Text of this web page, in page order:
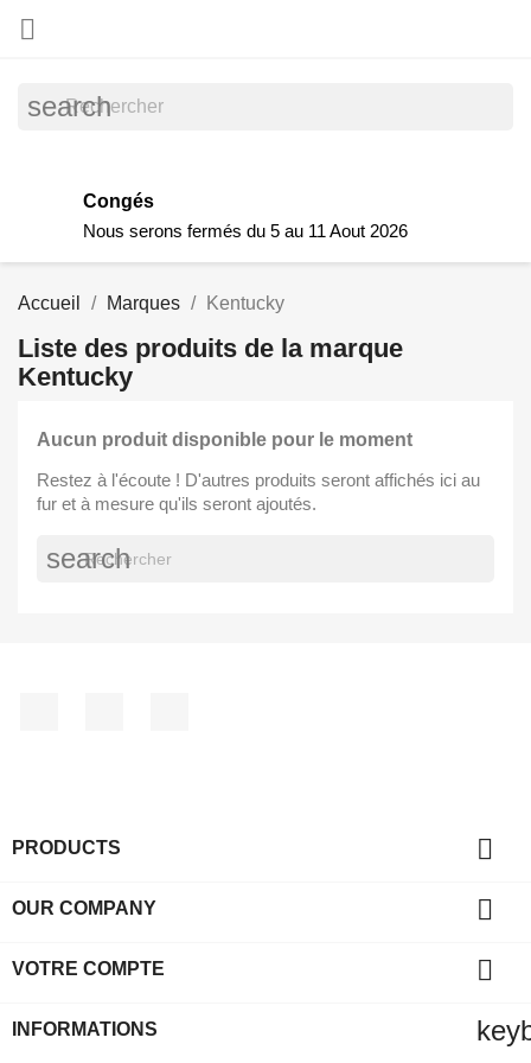

search
Congés
Nous serons fermés du 5 au 11 Aout 2026
Accueil Marques Kentucky
Liste des produits de la marque
Kentucky
Aucun produit disponible pour le moment
Restez à l'écoute ! D'autres produits seront affichés ici au
fur et à mesure qu'ils seront ajoutés.
search
PRODUCTS 
OUR COMPANY 
VOTRE COMPTE 
INFORMATIONS